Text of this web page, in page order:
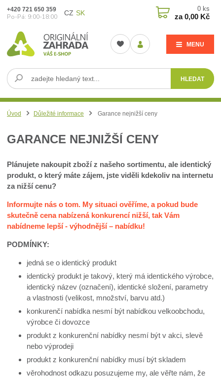
CZ SK
MENU
HLEDAT
+420 721 650 359
Po-Pá: 9:00-18:00
0 ks
za0,00 Kč
Úvod Důležité informace Garance nejnižší ceny
GARANCE NEJNIŽŠÍ CENY
Plánujete nakoupit zboží z našeho sortimentu, ale identický
produkt, o který máte zájem, jste viděli kdekoliv na internetu
za nižší cenu?
Informujte nás o tom. My situaci ověříme, a pokud bude
skutečně cena nabízená konkurencí nižší, tak Vám
nabídneme lepší - výhodnější – nabídku!
PODMÍNKY:
jedná se o identický produkt
identický produkt je takový, který má identického výrobce,
identický název (označení), identické složení, parametry
a vlastnosti (velikost, množství, barvu atd.)
konkurenčí nabídka nesmí být nabídkou velkoobchodu,
výrobce či dovozce
produkt z konkurenční nabídky nesmí být v akci, slevě
nebo výprodeji
produkt z konkurenční nabídky musí být skladem
věrohodnost odkazu posuzujeme my, ale věřte nám, že